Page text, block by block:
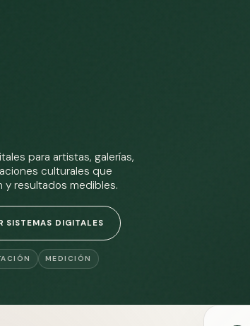
para artistas, galerías,
culturales que
y resultados medibles.
SISTEMAS DIGITALES
MEDICIÓN